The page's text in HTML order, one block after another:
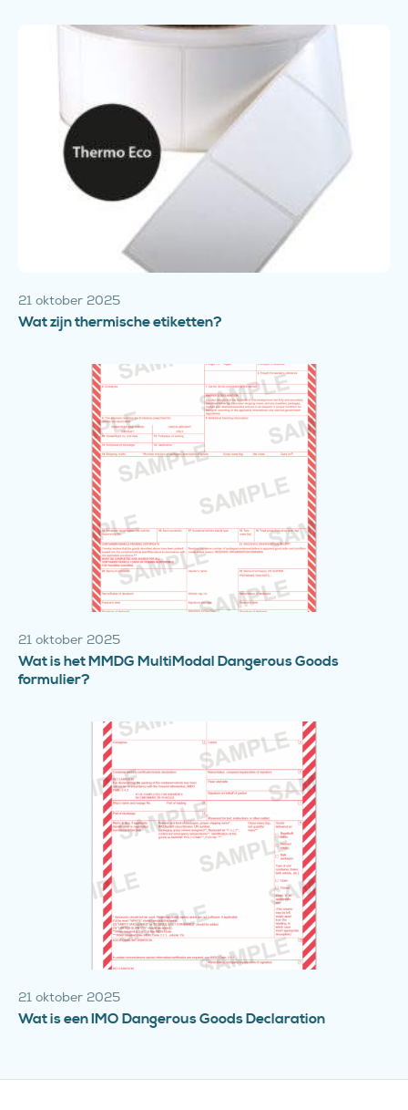
21 oktober 2025
Wat zijn thermische etiketten?
21 oktober 2025
Wat is het MMDG MultiModal Dangerous Goods
formulier?
21 oktober 2025
Wat is een IMO Dangerous Goods Declaration